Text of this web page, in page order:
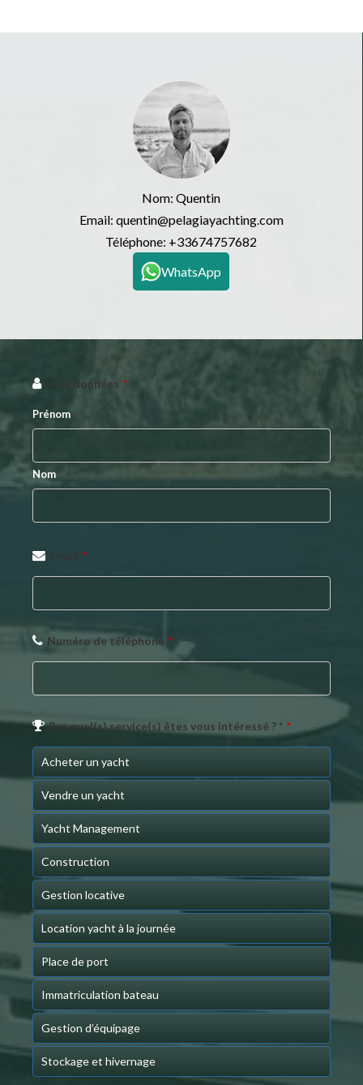
Nom: Quentin
Email: quentin@pelagiayachting.com
Téléphone: +33674757682
WhatsApp
ContactCoordonnées *
Prénom
Nom
*
Numéro de téléphone *
Par quel(s) service(s) êtes vous intéressé ? * *
Acheter un yacht
Vendre un yacht
Yacht Management
Construction
Gestion locative
Location yacht à la journée
Place de port
Immatriculation bateau
Gestion d’équipage
Stockage et hivernage